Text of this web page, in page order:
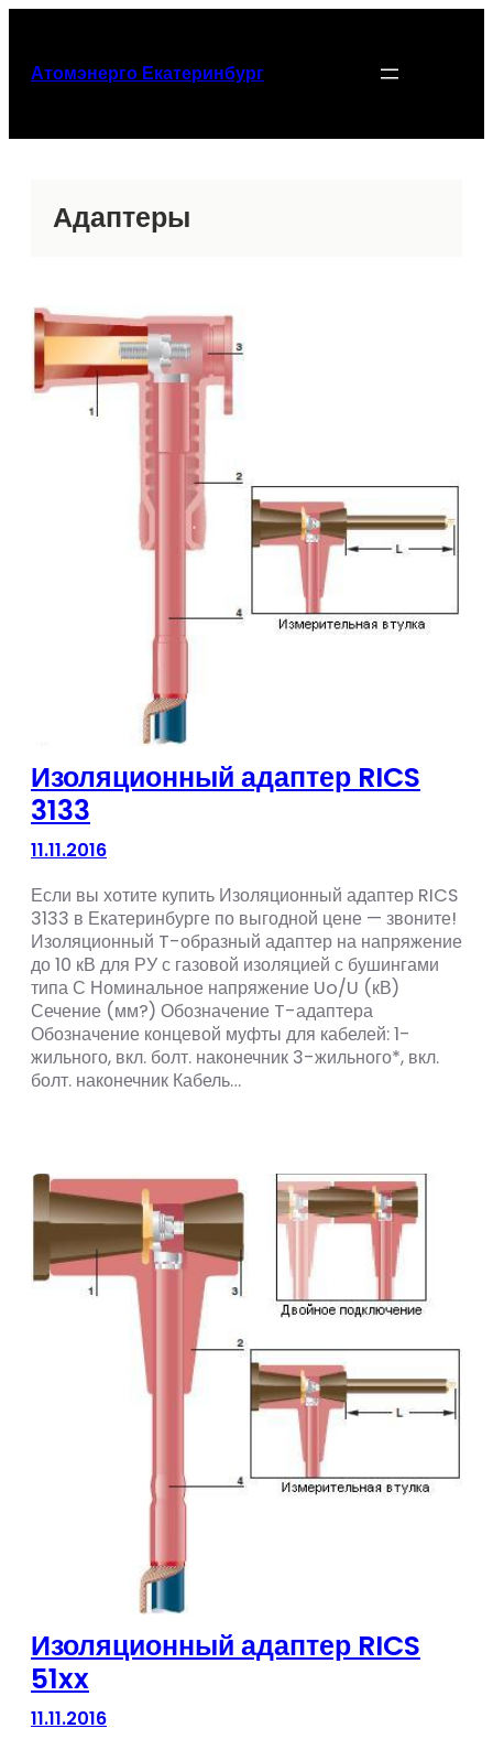
содержимому
Атомэнерго Екатеринбург
Адаптеры
Изоляционный адаптер RICS
3133
11.11.2016
Если вы хотите купить Изоляционный адаптер RICS
3133 в Екатеринбурге по выгодной цене — звоните!
Изоляционный T-образный адаптер на напряжение
до 10 кВ для РУ с газовой изоляцией с бушингами
типа С Номинальное напряжение Uo/U (кВ)
Сечение (мм?) Обозначение T-адаптера
Обозначение концевой муфты для кабелей: 1-
жильного, вкл. болт. наконечник 3-жильного*, вкл.
болт. наконечник Кабель…
Изоляционный адаптер RICS
51xx
11.11.2016